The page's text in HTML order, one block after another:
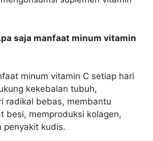
saja manfaat minum vitamin
minum vitamin C setiap hari
kekebalan tubuh,
radikal bebas, membantu
besi, memproduksi kolagen,
penyakit kudis.